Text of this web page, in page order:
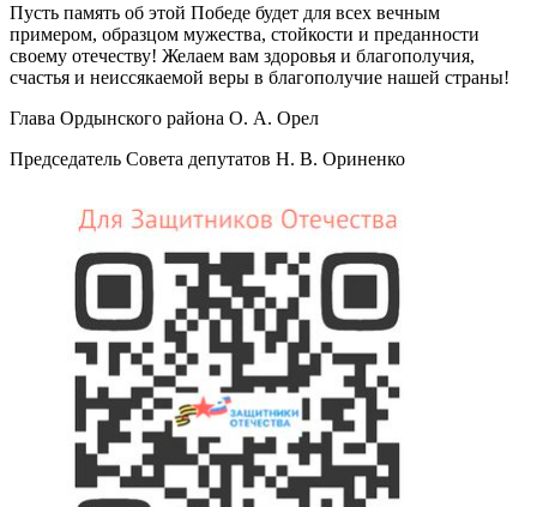
Пусть память об этой Победе будет для всех вечным
примером, образцом мужества, стойкости и преданности
своему отечеству! Желаем вам здоровья и благополучия,
счастья и неиссякаемой веры в благополучие нашей страны!
Глава Ордынского района О. А. Орел
Председатель Совета депутатов Н. В. Ориненко